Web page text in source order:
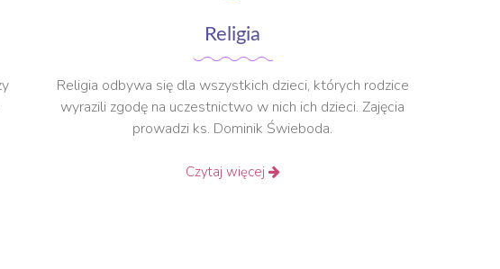
Religia
Religia odbywa się dla wszystkich dzieci, których rodzice
wyrazili zgodę na uczestnictwo w nich ich dzieci. Zajęcia
prowadzi ks. Dominik Świeboda.
Czytaj więcej